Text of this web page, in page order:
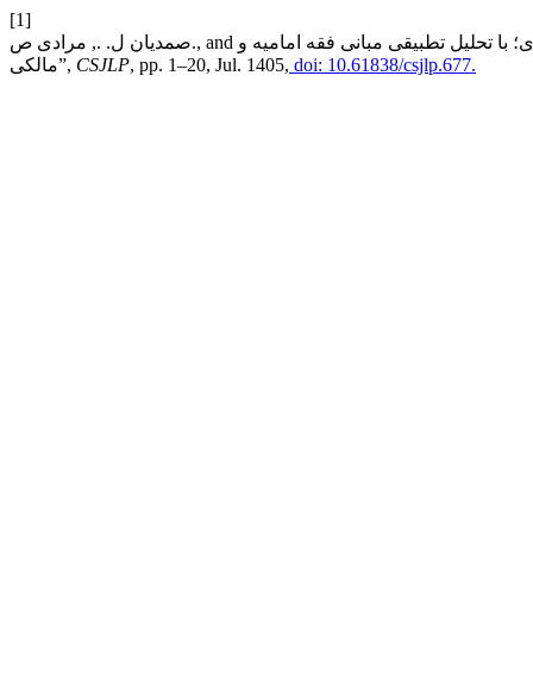
[1]
صمدیان ل. ., مرادی ص., and سماواتی پیروز ا. ., “مسئولیت کیفری در عصر هوش مصنوعی و جرائم سایبری؛ با تحلیل تطبیقی مبانی فقه امامیه و
مالکی”, CSJLP, pp. 1–20, Jul. 1405, doi: 10.61838/csjlp.677.